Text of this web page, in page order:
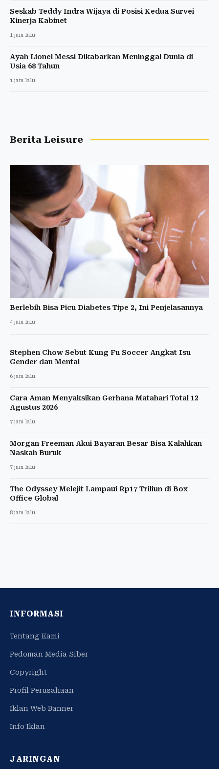
Seskab Teddy Indra Wijaya di Posisi Kedua Survei
Kinerja Kabinet
1 jam lalu
Ayah Lionel Messi Dikabarkan Meninggal Dunia di
Usia 68 Tahun
1 jam lalu
Berita Leisure
Berlebih Bisa Picu Diabetes Tipe 2, Ini Penjelasannya
4 jam lalu
Stephen Chow Sebut Kung Fu Soccer Angkat Isu
Gender dan Mental
6 jam lalu
Cara Aman Menyaksikan Gerhana Matahari Total 12
Agustus 2026
7 jam lalu
Morgan Freeman Akui Bayaran Besar Bisa Kalahkan
Naskah Buruk
7 jam lalu
The Odyssey Melejit Lampaui Rp17 Triliun di Box
Office Global
8 jam lalu
INFORMASI
Tentang Kami
Pedoman Media Siber
Copyright
Profil Perusahaan
Iklan Web Banner
Info Iklan
JARINGAN